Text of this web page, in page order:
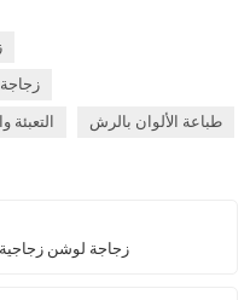
طباعة الألوان بالرش
زجاجة لوشن